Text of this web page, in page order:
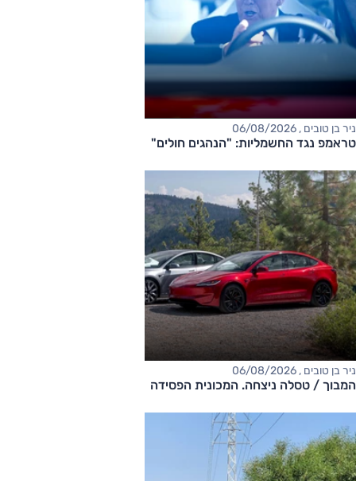
ניר בן טובים , 06/08/2026
טראמפ נגד החשמליות: "הנהגים חולים"
ניר בן טובים , 06/08/2026
המבוך / טסלה ניצחה. המכונית הפסידה